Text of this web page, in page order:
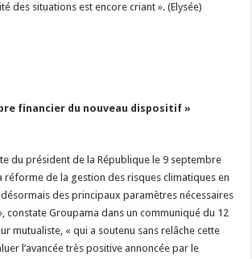
des situations est encore criant ». (Elysée)
financier du nouveau dispositif »
du président de la République le 9 septembre
réforme de la gestion des risques climatiques en
des principaux paramètres nécessaires
constate Groupama dans un communiqué du 12
mutualiste, « qui a soutenu sans relâche cette
l’avancée très positive annoncée par le